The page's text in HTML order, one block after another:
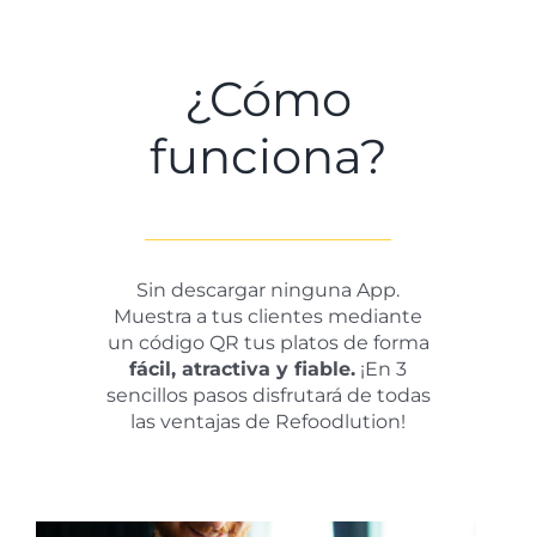
¿Cómo
funciona?
Sin descargar ninguna App.
Muestra a tus clientes mediante
un código QR tus platos de forma
fácil, atractiva y fiable. ¡En 3
sencillos pasos disfrutará de todas
las ventajas de Refoodlution!